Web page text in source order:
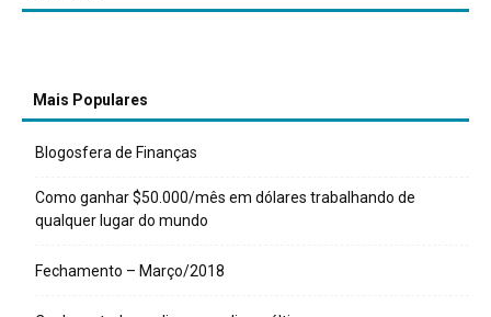
Mais Populares
Blogosfera de Finanças
Como ganhar $50.000/mês em dólares trabalhando de
qualquer lugar do mundo
Fechamento – Março/2018